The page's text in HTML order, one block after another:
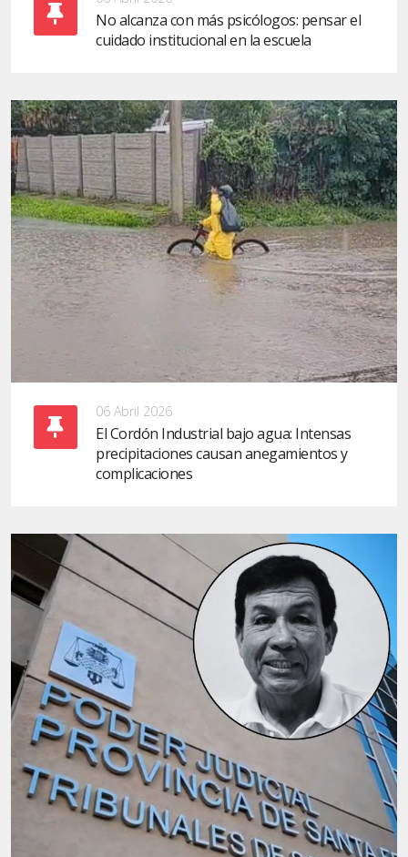
No alcanza con más psicólogos: pensar el
cuidado institucional en la escuela
06 Abril 2026
El Cordón Industrial bajo agua: Intensas
precipitaciones causan anegamientos y
complicaciones